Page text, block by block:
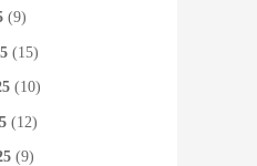
(9)
(15)
(10)
(12)
(9)